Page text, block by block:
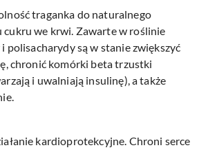
traganka do naturalnego
cukru we krwi. Zawarte w roślinie
polisacharydy są w stanie zwiększyć
chronić komórki beta trzustki
i uwalniają insulinę), a także
kardioprotekcyjne. Chroni serce